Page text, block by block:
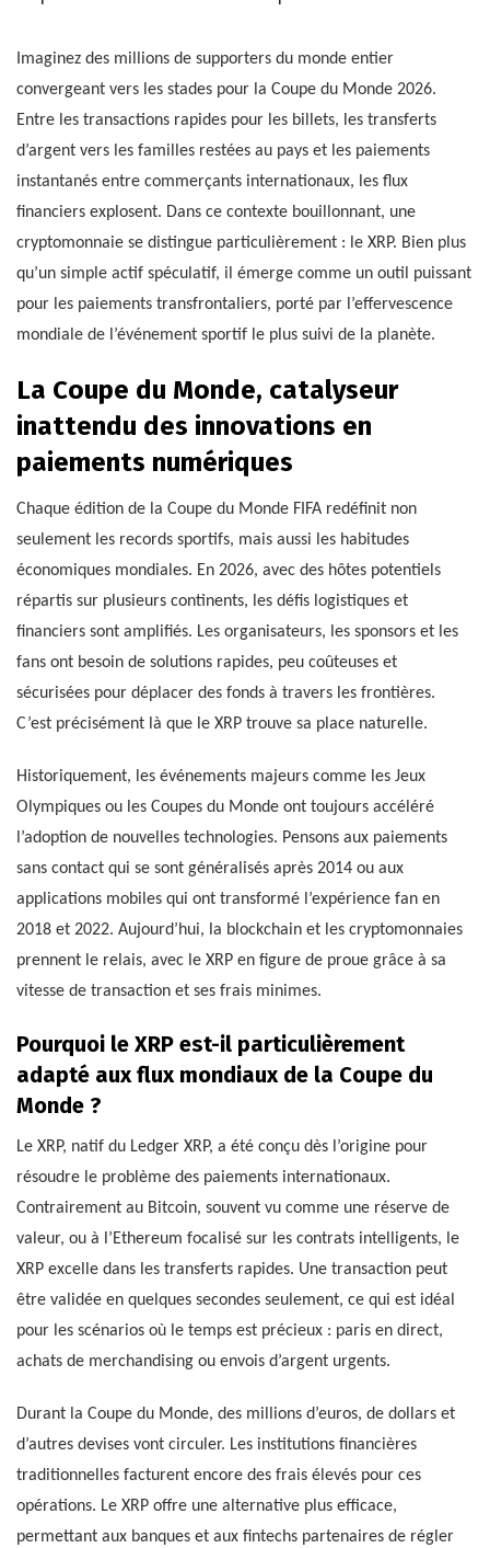
Imaginez des millions de supporters du monde entier
convergeant vers les stades pour la Coupe du Monde 2026.
Entre les transactions rapides pour les billets, les transferts
d’argent vers les familles restées au pays et les paiements
instantanés entre commerçants internationaux, les flux
financiers explosent. Dans ce contexte bouillonnant, une
cryptomonnaie se distingue particulièrement : le XRP. Bien plus
qu’un simple actif spéculatif, il émerge comme un outil puissant
pour les paiements transfrontaliers, porté par l’effervescence
mondiale de l’événement sportif le plus suivi de la planète.
La Coupe du Monde, catalyseur
inattendu des innovations en
paiements numériques
Chaque édition de la Coupe du Monde FIFA redéfinit non
seulement les records sportifs, mais aussi les habitudes
économiques mondiales. En 2026, avec des hôtes potentiels
répartis sur plusieurs continents, les défis logistiques et
financiers sont amplifiés. Les organisateurs, les sponsors et les
fans ont besoin de solutions rapides, peu coûteuses et
sécurisées pour déplacer des fonds à travers les frontières.
C’est précisément là que le XRP trouve sa place naturelle.
Historiquement, les événements majeurs comme les Jeux
Olympiques ou les Coupes du Monde ont toujours accéléré
l’adoption de nouvelles technologies. Pensons aux paiements
sans contact qui se sont généralisés après 2014 ou aux
applications mobiles qui ont transformé l’expérience fan en
2018 et 2022. Aujourd’hui, la blockchain et les cryptomonnaies
prennent le relais, avec le XRP en figure de proue grâce à sa
vitesse de transaction et ses frais minimes.
Pourquoi le XRP est-il particulièrement
adapté aux flux mondiaux de la Coupe du
Monde ?
Le XRP, natif du Ledger XRP, a été conçu dès l’origine pour
résoudre le problème des paiements internationaux.
Contrairement au Bitcoin, souvent vu comme une réserve de
valeur, ou à l’Ethereum focalisé sur les contrats intelligents, le
XRP excelle dans les transferts rapides. Une transaction peut
être validée en quelques secondes seulement, ce qui est idéal
pour les scénarios où le temps est précieux : paris en direct,
achats de merchandising ou envois d’argent urgents.
Durant la Coupe du Monde, des millions d’euros, de dollars et
d’autres devises vont circuler. Les institutions financières
traditionnelles facturent encore des frais élevés pour ces
opérations. Le XRP offre une alternative plus efficace,
permettant aux banques et aux fintechs partenaires de régler